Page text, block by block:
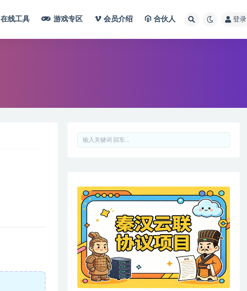
在线工具 游戏专区 会员介绍 合伙人 登录